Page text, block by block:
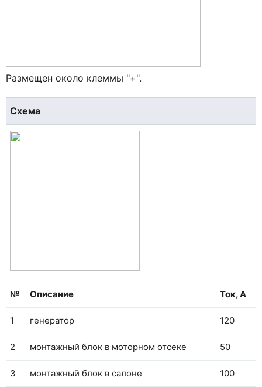
Размещен около клеммы "+".
Схема
№ Описание Ток, А
1 генератор 120
2 монтажный блок в мо­торном отсеке 50
3 монтажный блок в салоне 100